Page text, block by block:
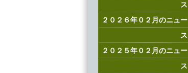
ス
２０２６年０２月のニュー
ス
２０２５年０２月のニュー
ス